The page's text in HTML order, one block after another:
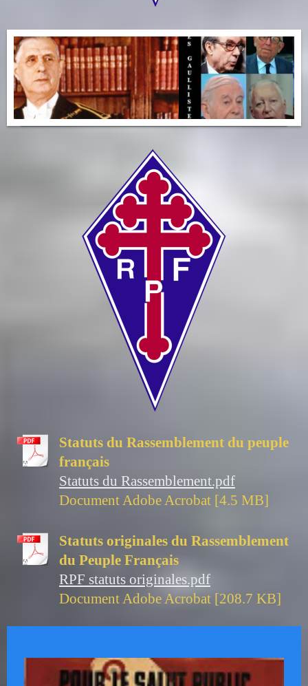
Statuts du Rassemblement du peuple
français
Statuts du Rassemblement.pdf
Document Adobe Acrobat [4.5 MB]
Statuts originales du Rassemblement
du Peuple Français
RPF statuts originales.pdf
Document Adobe Acrobat [208.7 KB]